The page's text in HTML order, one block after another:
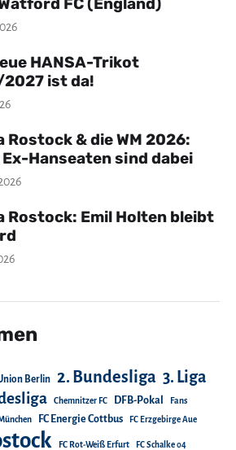
FC (England)
HANSA-Trikot
ist da!
Rostock & die WM 2026:
Ex-Hanseaten sind dabei
Rostock: Emil Holten bleibt
Berlin 2. Bundesliga 3. Liga
Chemnitzer FC DFB-Pokal Fans
FC Energie Cottbus FC Erzgebirge Aue
FC Rot-Weiß Erfurt FC Schalke 04